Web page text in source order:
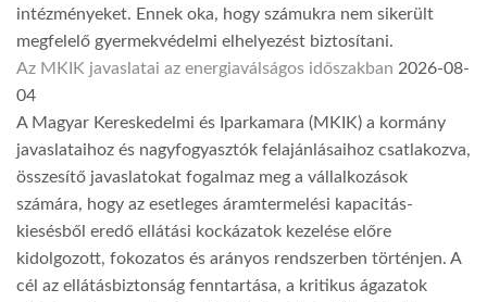
intézményeket. Ennek oka, hogy számukra nem sikerült
megfelelő gyermekvédelmi elhelyezést biztosítani.
Az MKIK javaslatai az energiaválságos időszakban 2026-08-
04
A Magyar Kereskedelmi és Iparkamara (MKIK) a kormány
javaslataihoz és nagyfogyasztók felajánlásaihoz csatlakozva,
összesítő javaslatokat fogalmaz meg a vállalkozások
számára, hogy az esetleges áramtermelési kapacitás-
kiesésből eredő ellátási kockázatok kezelése előre
kidolgozott, fokozatos és arányos rendszerben történjen. A
cél az ellátásbiztonság fenntartása, a kritikus ágazatok